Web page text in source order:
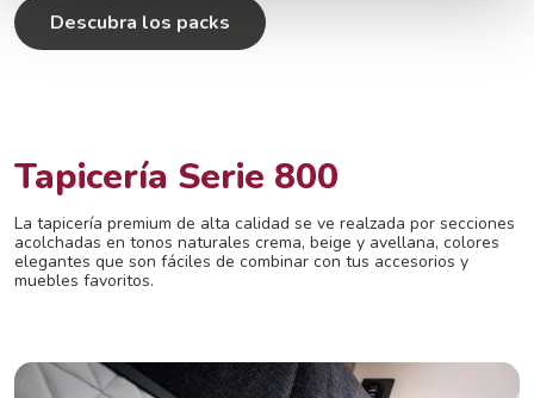
Descubra los packs
Tapicería Serie 800
La tapicería premium de alta calidad se ve realzada por secciones
acolchadas en tonos naturales crema, beige y avellana, colores
elegantes que son fáciles de combinar con tus accesorios y
muebles favoritos.